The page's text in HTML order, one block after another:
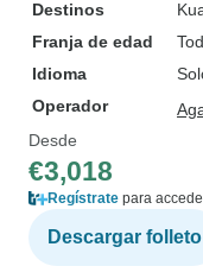
Destinos
Franja de edad
Idioma
Operador
Desde
€3,018
Regístrate para
Descargar folleto